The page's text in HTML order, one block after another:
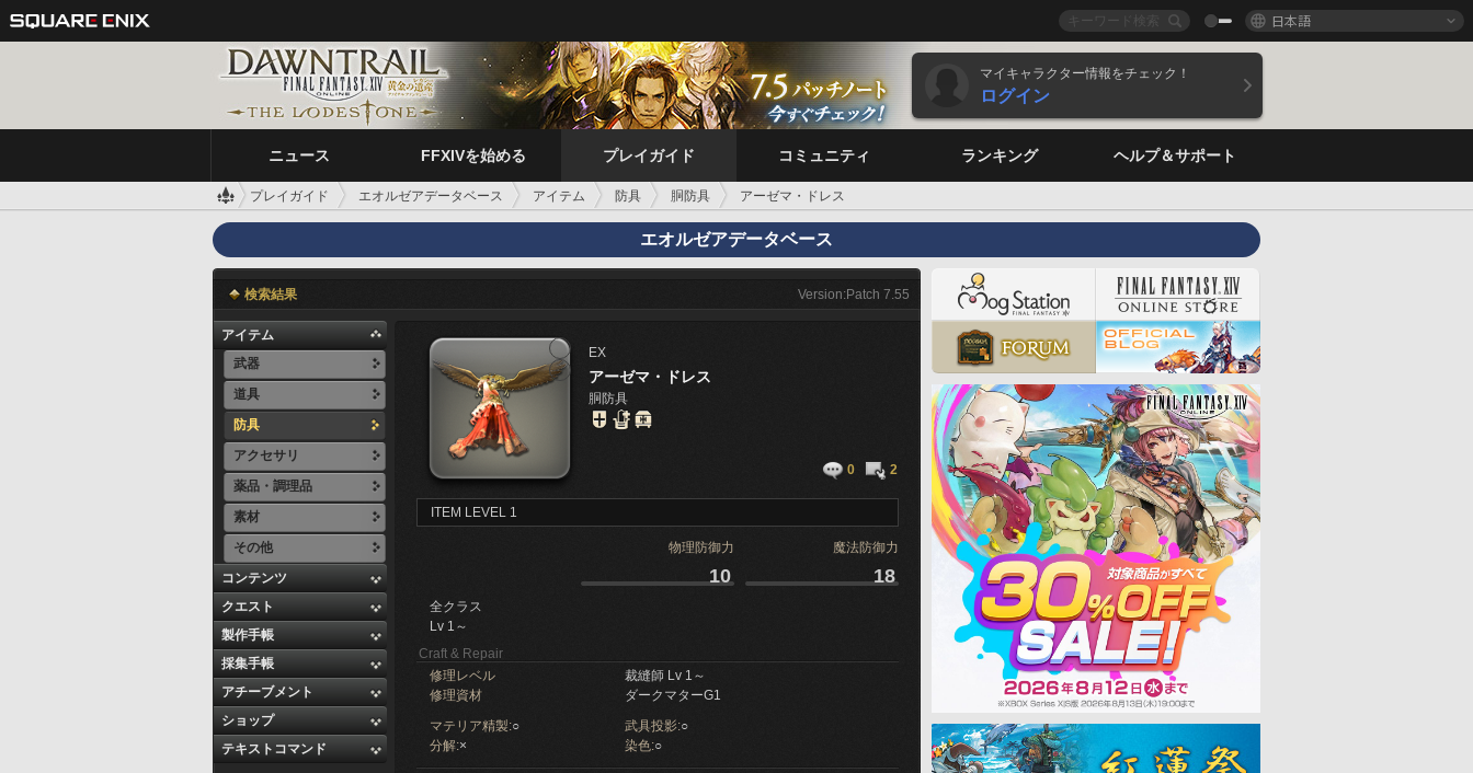
日本語
マイキャラクター情報をチェック！
ログイン
ニュース FFXIVを始める プレイガイド コミュニティ ランキング ヘルプ＆サポート
プレイガイド エオルゼアデータベース アイテム 防具 胴防具 アーゼマ・ドレス
エオルゼアデータベース
検索結果 Version:Patch 7.55
アイテム
武器
道具
防具
アクセサリ
薬品・調理品
素材
その他
コンテンツ
クエスト
製作手帳
採集手帳
アチーブメント
ショップ
テキストコマンド
EX
アーゼマ・ドレス
胴防具
0 2
ITEM LEVEL 1
物理防御力 魔法防御力
10 18
全クラス
Lv 1～
Craft & Repair
修理レベル
裁縫師 Lv 1～
修理資材
ダークマターG1
マテリア精製:○ 武具投影:○
分解:× 染色:○